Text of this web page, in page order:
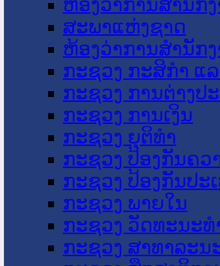
ຫ້ອງວ່າການສໍານັກ
ສະພາແຫ່ງຊາດ
ຫ້ອງວ່າການສຳນັກ
ກະຊວງ ກະສິກຳ ແ
ກະຊວງ ການຕ່າງປ
ກະຊວງ ການເງິນ
ກະຊວງ ຍຸຕິທໍາ
ກະຊວງ ປ້ອງກັນຄວ
ກະຊວງ ປ້ອງກັນປະ
ກະຊວງ ພາຍໃນ
ກະຊວງ ວັດທະນະ
ກະຊວງ ສາທາລະນ